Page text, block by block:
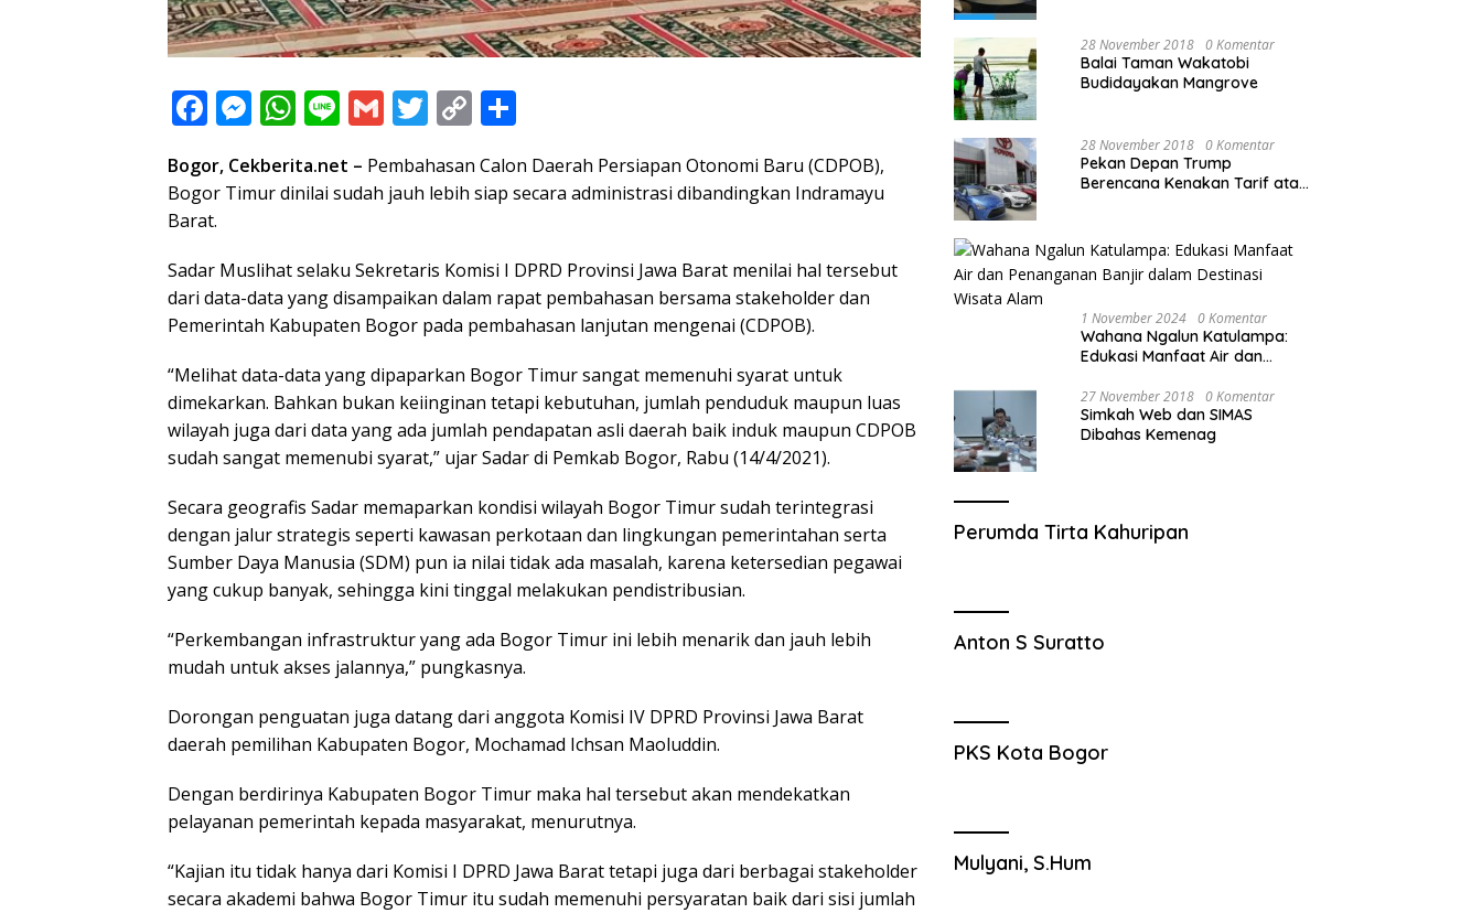
F
e
b
o
k
M
ss
e
g
er
W
at
s
p
p
Li
e
G
ai
l
T
itt
er
C
p
y
n
k
ar
e
Bogor, Cekberita.net – Pembahasan Calon Daerah Persiapan Otonomi Baru (CDPOB),
Bogor Timur dinilai sudah jauh lebih siap secara administrasi dibandingkan Indramayu
Barat.
Sadar Muslihat selaku Sekretaris Komisi I DPRD Provinsi Jawa Barat menilai hal tersebut
dari data-data yang disampaikan dalam rapat pembahasan bersama stakeholder dan
Pemerintah Kabupaten Bogor pada pembahasan lanjutan mengenai (CDPOB).
“Melihat data-data yang dipaparkan Bogor Timur sangat memenuhi syarat untuk
dimekarkan. Bahkan bukan keiinginan tetapi kebutuhan, jumlah penduduk maupun luas
wilayah juga dari data yang ada jumlah pendapatan asli daerah baik induk maupun CDPOB
sudah sangat memenubi syarat,” ujar Sadar di Pemkab Bogor, Rabu (14/4/2021).
Secara geografis Sadar memaparkan kondisi wilayah Bogor Timur sudah terintegrasi
dengan jalur strategis seperti kawasan perkotaan dan lingkungan pemerintahan serta
Sumber Daya Manusia (SDM) pun ia nilai tidak ada masalah, karena ketersedian pegawai
yang cukup banyak, sehingga kini tinggal melakukan pendistribusian.
“Perkembangan infrastruktur yang ada Bogor Timur ini lebih menarik dan jauh lebih
mudah untuk akses jalannya,” pungkasnya.
Dorongan penguatan juga datang dari anggota Komisi IV DPRD Provinsi Jawa Barat
daerah pemilihan Kabupaten Bogor, Mochamad Ichsan Maoluddin.
Dengan berdirinya Kabupaten Bogor Timur maka hal tersebut akan mendekatkan
pelayanan pemerintah kepada masyarakat, menurutnya.
“Kajian itu tidak hanya dari Komisi I DPRD Jawa Barat tetapi juga dari berbagai stakeholder
secara akademi bahwa Bogor Timur itu sudah memenuhi persyaratan baik dari sisi jumlah
28 November 2018 0 Komentar
Balai Taman Wakatobi
Budidayakan Mangrove
28 November 2018 0 Komentar
Pekan Depan Trump
Berencana Kenakan Tarif atas
1 November 2024 0 Komentar
Wahana Ngalun Katulampa:
Edukasi Manfaat Air dan
Destinasi Wisata Alam
27 November 2018 0 Komentar
Simkah Web dan SIMAS
Dibahas Kemenag
Perumda Tirta Kahuripan
Anton S Suratto
PKS Kota Bogor
Mulyani, S.Hum